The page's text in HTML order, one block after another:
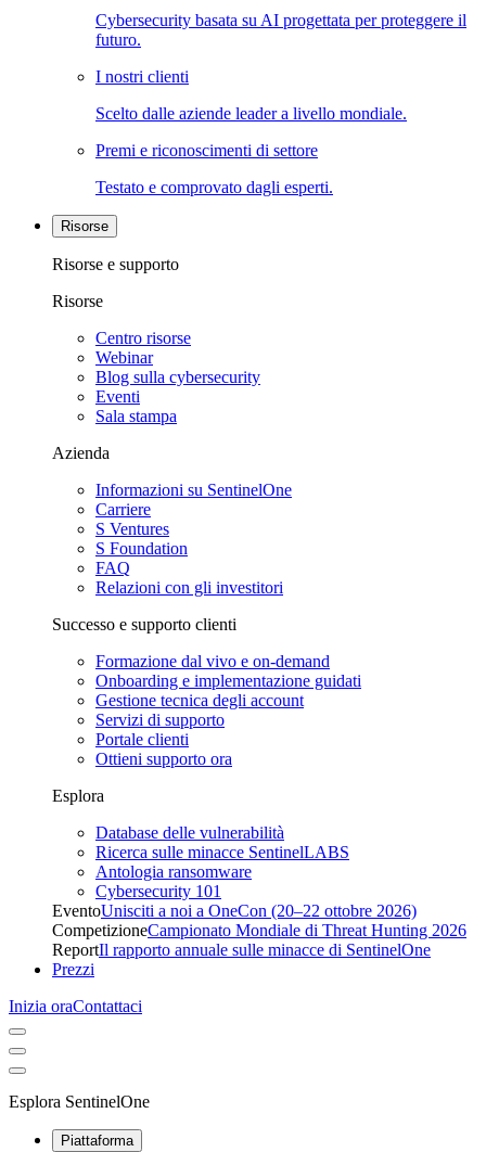
Cybersecurity basata su AI progettata per proteggere il
futuro.
I nostri clienti
Scelto dalle aziende leader a livello mondiale.
Premi e riconoscimenti di settore
Testato e comprovato dagli esperti.
Risorse
Risorse e supporto
Risorse
Centro risorse
Webinar
Blog sulla cybersecurity
Eventi
Sala stampa
Azienda
Informazioni su SentinelOne
Carriere
S Ventures
S Foundation
FAQ
Relazioni con gli investitori
Successo e supporto clienti
Formazione dal vivo e on-demand
Onboarding e implementazione guidati
Gestione tecnica degli account
Servizi di supporto
Portale clienti
Ottieni supporto ora
Esplora
Database delle vulnerabilità
Ricerca sulle minacce SentinelLABS
Antologia ransomware
Cybersecurity 101
EventoUnisciti a noi a OneCon (20–22 ottobre 2026)
CompetizioneCampionato Mondiale di Threat Hunting 2026
ReportIl rapporto annuale sulle minacce di SentinelOne
Prezzi
Inizia oraContattaci
Esplora SentinelOne
Piattaforma